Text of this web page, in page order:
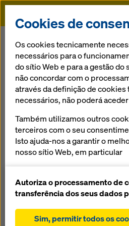
Doka
Voltar à visão geral
Planeamento 3D
As geometrias de obras mais
métodos de planeamento mais
de especialistas. Os Técnicos da
também para si, modelos 3D
Cookies de
Os cookies tecnicamente
necessários para o
do sítio Web e para a gestão do
não concordar com o
através da definição de
necessários, não poderá
Também utilizamos outros
terceiros com o seu
Isto ajuda-nos a garantir o
nosso sítio Web, em particular
nosso sítio Web (cookies
estatísticos),
ao utilizar a loja online
Autoriza o processamento de
transferência dos seus dados
Sim, permitir todos os